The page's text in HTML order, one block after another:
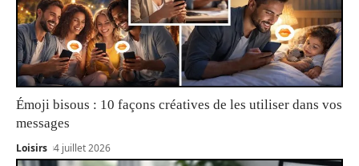
Émoji bisous : 10 façons créatives de les utiliser dans vos
messages
Loisirs 4 juillet 2026